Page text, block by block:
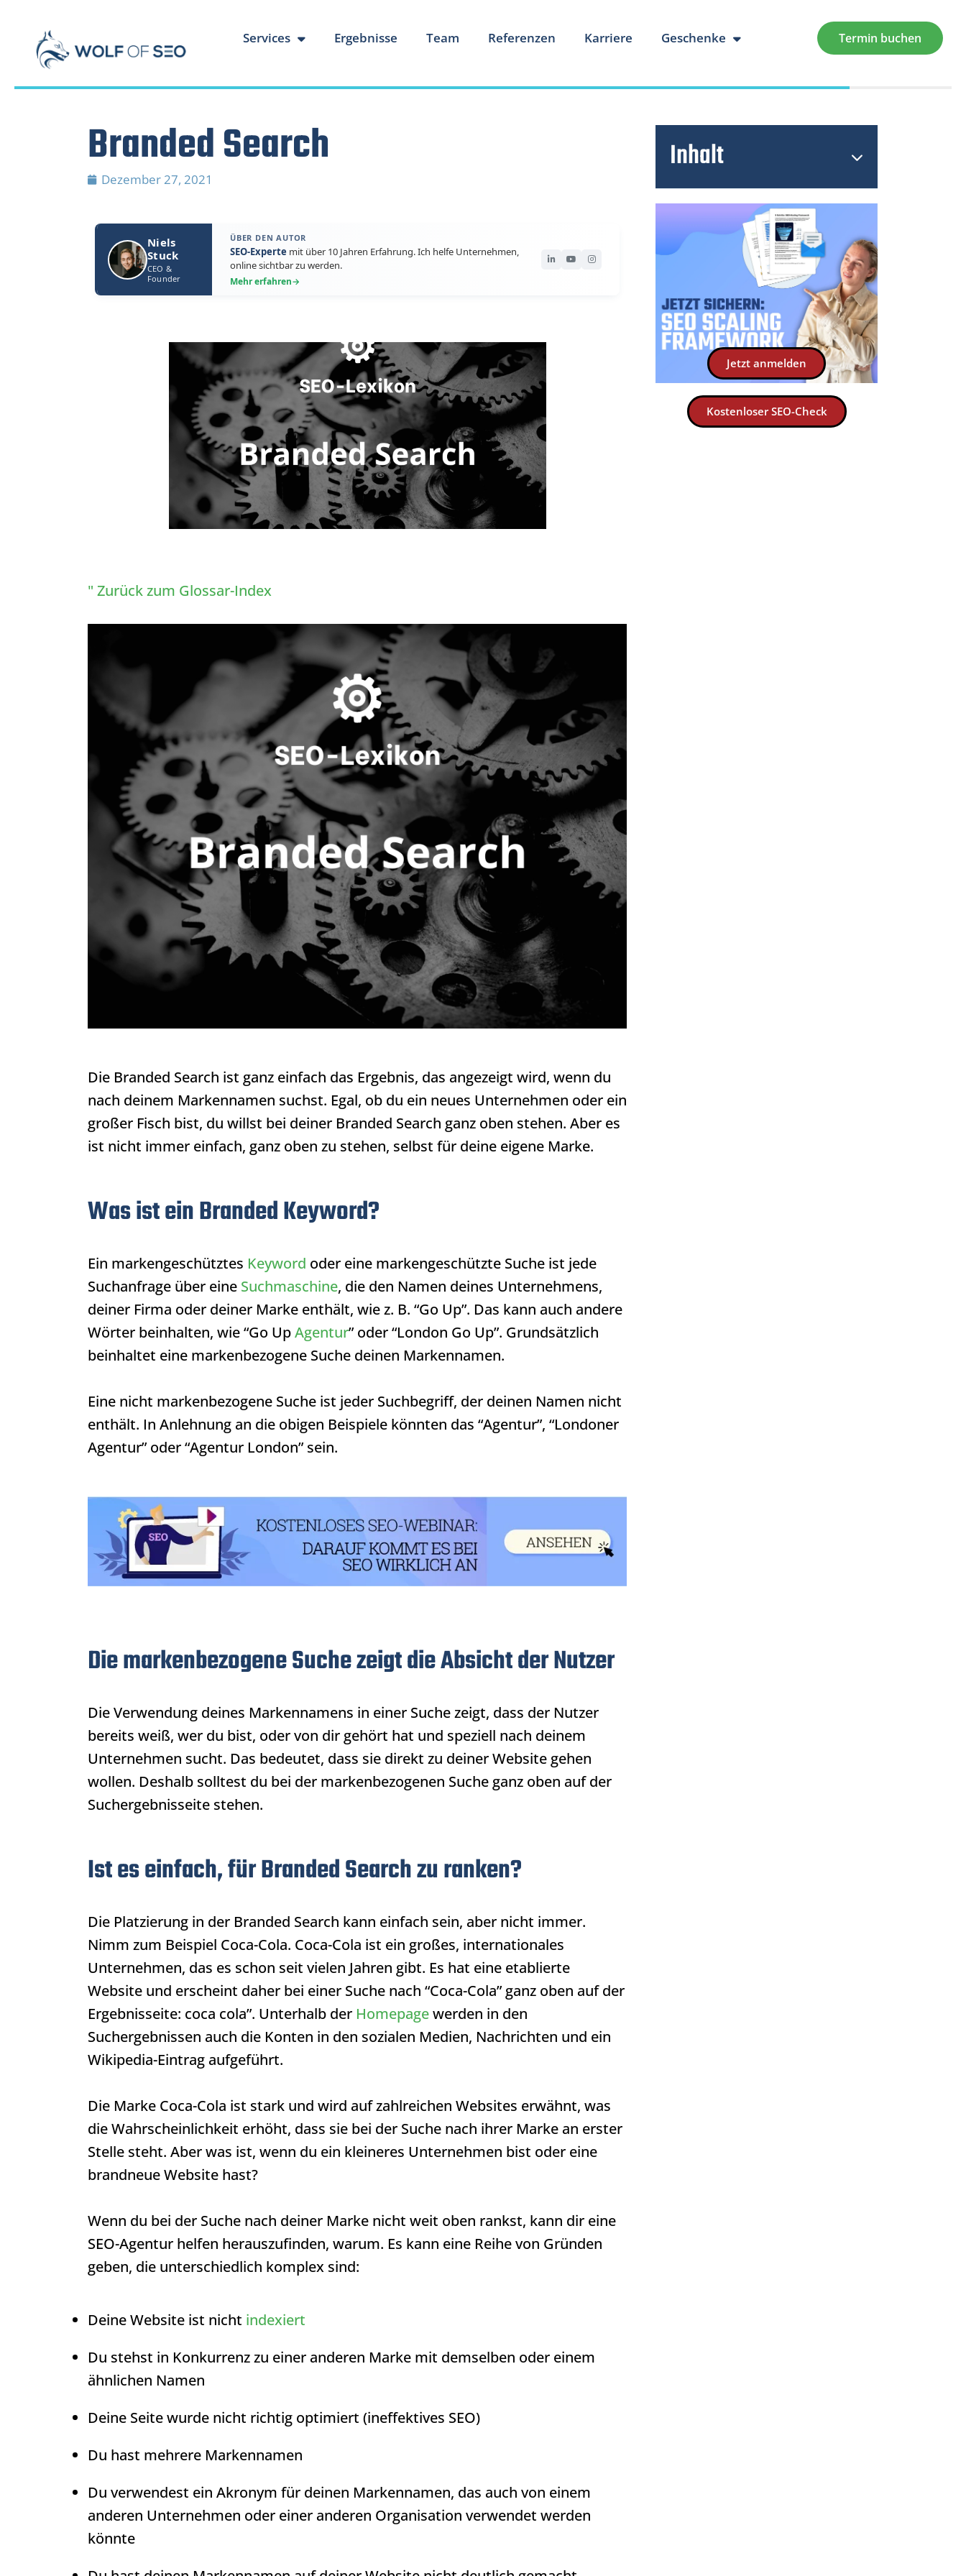
Services Ergebnisse Team Referenzen Karriere Geschenke Termin buchen
Branded Search
Dezember 27, 2021
Niels
Stuck
CEO &
Founder
ÜBER DEN AUTOR
SEO-Experte mit über 10 Jahren Erfahrung. Ich helfe Unternehmen,
online sichtbar zu werden.
Mehr erfahren→
" Zurück zum Glossar-Index
Die Branded Search ist ganz einfach das Ergebnis, das angezeigt wird, wenn du
nach deinem Markennamen suchst. Egal, ob du ein neues Unternehmen oder ein
großer Fisch bist, du willst bei deiner Branded Search ganz oben stehen. Aber es
ist nicht immer einfach, ganz oben zu stehen, selbst für deine eigene Marke.
Was ist ein Branded Keyword?
Ein markengeschütztes Keyword oder eine markengeschützte Suche ist jede
Suchanfrage über eine Suchmaschine, die den Namen deines Unternehmens,
deiner Firma oder deiner Marke enthält, wie z. B. “Go Up”. Das kann auch andere
Wörter beinhalten, wie “Go UpAgentur” oder “London Go Up”. Grundsätzlich
beinhaltet eine markenbezogene Suche deinen Markennamen.
Eine nicht markenbezogene Suche ist jeder Suchbegriff, der deinen Namen nicht
enthält. In Anlehnung an die obigen Beispiele könnten das “Agentur”, “Londoner
Agentur” oder “Agentur London” sein.
Die markenbezogene Suche zeigt die Absicht der Nutzer
Die Verwendung deines Markennamens in einer Suche zeigt, dass der Nutzer
bereits weiß, wer du bist, oder von dir gehört hat und speziell nach deinem
Unternehmen sucht. Das bedeutet, dass sie direkt zu deiner Website gehen
wollen. Deshalb solltest du bei der markenbezogenen Suche ganz oben auf der
Suchergebnisseite stehen.
Ist es einfach, für Branded Search zu ranken?
Die Platzierung in der Branded Search kann einfach sein, aber nicht immer.
Nimm zum Beispiel Coca-Cola. Coca-Cola ist ein großes, internationales
Unternehmen, das es schon seit vielen Jahren gibt. Es hat eine etablierte
Website und erscheint daher bei einer Suche nach “Coca-Cola” ganz oben auf der
Ergebnisseite: coca cola”. Unterhalb der Homepagewerden in den
Suchergebnissen auch die Konten in den sozialen Medien, Nachrichten und ein
Wikipedia-Eintrag aufgeführt.
Die Marke Coca-Cola ist stark und wird auf zahlreichen Websites erwähnt, was
die Wahrscheinlichkeit erhöht, dass sie bei der Suche nach ihrer Marke an erster
Stelle steht. Aber was ist, wenn du ein kleineres Unternehmen bist oder eine
brandneue Website hast?
Wenn du bei der Suche nach deiner Marke nicht weit oben rankst, kann dir eine
SEO-Agentur helfen herauszufinden, warum. Es kann eine Reihe von Gründen
geben, die unterschiedlich komplex sind:
Deine Website ist nicht indexiert
Du stehst in Konkurrenz zu einer anderen Marke mit demselben oder einem
ähnlichen Namen
Deine Seite wurde nicht richtig optimiert (ineffektives SEO)
Du hast mehrere Markennamen
Du verwendest ein Akronym für deinen Markennamen, das auch von einem
anderen Unternehmen oder einer anderen Organisation verwendet werden
könnte
Inhalt
Jetzt anmelden
Kostenloser SEO-Check